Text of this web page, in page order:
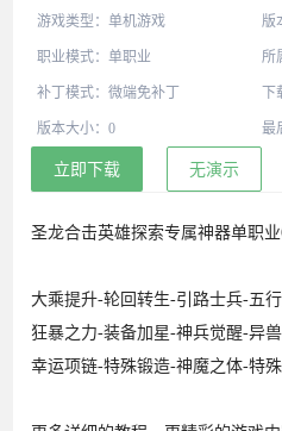
游戏类型：单机游戏 版
职业模式：单职业 所
补丁模式：微端免补丁
版本大小：0 最
立即下载 无演示
圣龙合击英雄探索专属神器单职
大乘提升-轮回转生-引路士兵-五
狂暴之力-装备加星-神兵觉醒-异
幸运项链-特殊锻造-神魔之体-特